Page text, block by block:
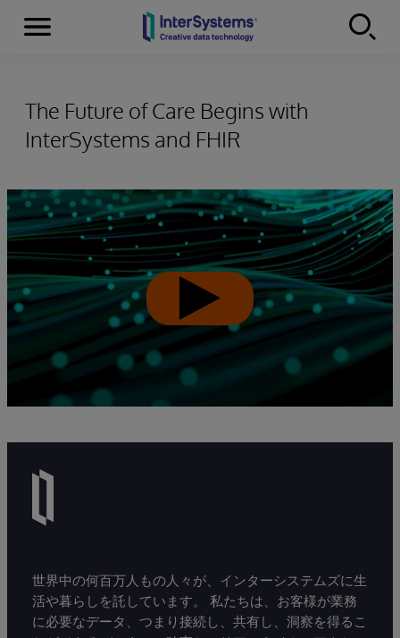
Skip to content
Menu
The Future of Care Begins with
InterSystems and FHIR
世界中の何百万人もの人々が、インターシステムズに生
活や暮らしを託しています。 私たちは、お客様が業務
に必要なデータ、つまり接続し、共有し、洞察を得るこ